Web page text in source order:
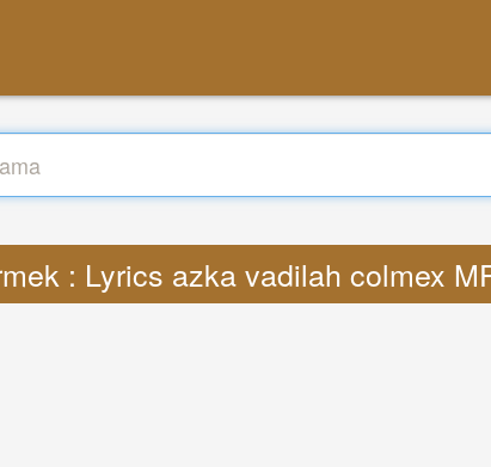
: Lyrics azka vadilah colmex